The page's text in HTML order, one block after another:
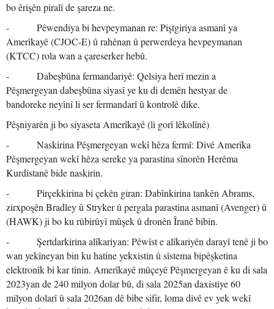
bo êrişên piralî de şareza ne.
- Pêwendiya bi hevpeymanan re: Piştgiriya asmanî ya
Amerîkayê (CJOC-E) û rahênan û perwerdeya hevpeymanan
(KTCC) rola wan a çareserker hebû.
- Dabeşbûna fermandariyê: Qelsiya herî mezin a
Pêşmergeyan dabeşbûna siyasî ye ku di demên hestyar de
bandoreke neyînî li ser fermandarî û kontrolê dike.
Pêşniyarên ji bo siyaseta Amerîkayê (li gorî lêkolînê)
- Naskirina Pêşmergeyan wekî hêza fermî: Divê Amerîka
Pêşmergeyan wekî hêza sereke ya parastina sînorên Herêma
Kurdistanê bide naskirin.
- Pirçekkirina bi çekên giran: Dabînkirina tankên Abrams,
zirxpoşên Bradley û Stryker û pergala parastina asmanî (Avenger) û
(HAWK) ji bo ku rûbirûyî mûşek û dronên Îranê bibin.
- Şertdarkirina alîkariyan: Pêwîst e alîkariyên darayî tenê ji bo
wan yekîneyan bin ku hatine yekxistin û sîstema bipêşketina
elektronîk bi kar tînin. Amerîkayê mûçeyê Pêşmergeyan ê ku di sala
2023yan de 240 milyon dolar bû, di sala 2025an daxistiye 60
milyon dolarî û sala 2026an dê bibe sifir, loma divê ev yek wekî